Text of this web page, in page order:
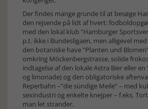
Der findes mange grunde til at besøge
den rejsende på lidt af hvert:
med den lokal klub ”Hamburger
p.t. ikke i Bundesligaen, men alligevel
den botaniske have ”Planten und
omkring Möckenbergstrasse, solide
indtagelse af den lokale Astra Bier eller en
og limonade) og den obligatoriske
Reperbahn –”die sündige Meile” – med
sexindustri og enkelte knejper – f.eks.
man let strander.